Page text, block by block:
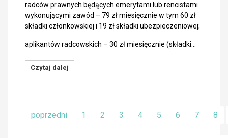
radców prawnych będących emerytami lub rencistami
wykonującymi zawód – 79 zł miesięcznie w tym 60 zł
składki członkowskiej i 19 zł składki ubezpieczeniowej;
aplikantów radcowskich – 30 zł miesięcznie (składki…
Czytaj dalej
poprzedni 1 2 3 4 5 6 7 8